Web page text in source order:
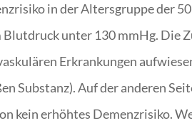
in der Altersgruppe der
unter 130 mmHg. Die
Erkrankungen
Auf der anderen
kein erhöhtes Demenzrisiko.